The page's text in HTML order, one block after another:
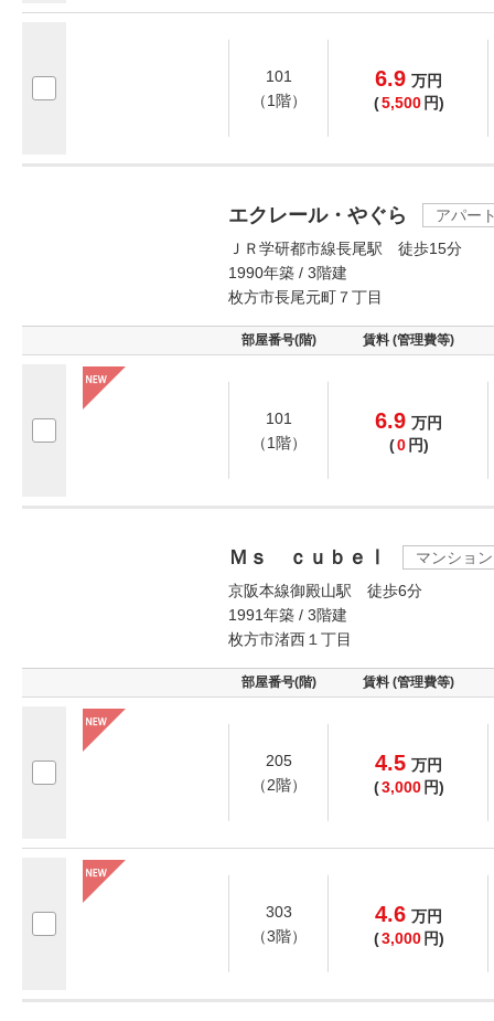
101
（1階）
6.9 万円
(5,500 円)
エクレール・やぐら
アパー
ＪＲ学研都市線長尾駅 徒歩15分
1990年築 / 3階建
枚方市長尾元町７丁目
部屋番号(階) 賃料 (管理費等)
101
（1階）
6.9 万円
(0 円)
Ｍｓ ｃｕｂｅⅠ
マンション
京阪本線御殿山駅 徒歩6分
1991年築 / 3階建
枚方市渚西１丁目
部屋番号(階) 賃料 (管理費等)
205
（2階）
4.5 万円
(3,000 円)
303
（3階）
4.6 万円
(3,000 円)